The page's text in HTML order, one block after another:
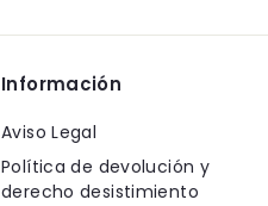
Información
Aviso Legal
Política de devolución y
derecho desistimiento